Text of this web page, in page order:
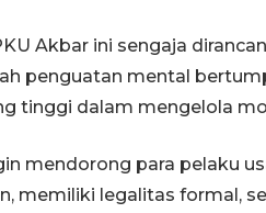
Akbar ini sengaja
penguatan mental
tinggi dalam mengelola
mendorong para pelaku
memiliki legalitas formal,